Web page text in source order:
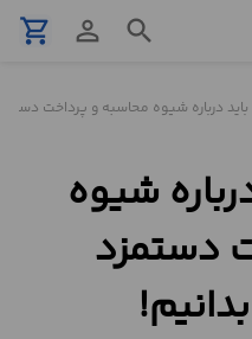
search
person_outline
shopping_cart
درباره شیوه محاسبه و پرداخت دستمزد کارگر
شیوه
دستمزد